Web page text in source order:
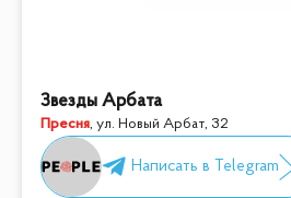
Звезды Арбата
Пресня, ул. Новый Арбат, 32